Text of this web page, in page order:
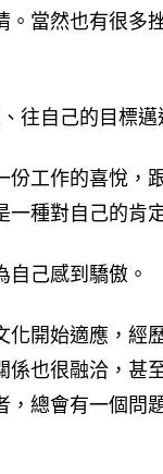
當然也有很多
往自己的目標邁
工作的喜悅，
種對自己的肯
自己感到驕傲。
開始適應，經
也很融洽，甚
總會有一個問